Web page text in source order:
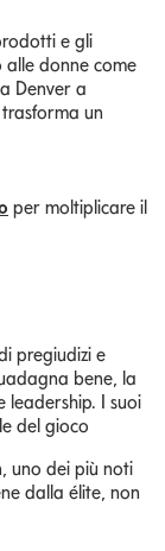
e gli
donne come
Denver a
un
per moltiplicare il
pregiudizi e
bene, la
leadership. I suoi
del gioco
uno dei più noti
dalla élite, non